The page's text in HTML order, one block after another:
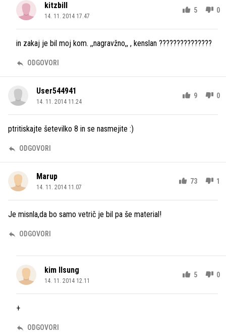
kitzbill
14. 11. 2014 17.47
5 0
in zakaj je bil moj kom. ,,nagravžno,, , kenslan ???????????????
ODGOVORI
User544941
14. 11. 2014 11.24
9 0
ptritiskajte šetevilko 8 in se nasmejite :)
ODGOVORI
Marup
14. 11. 2014 11.07
73 1
Je misnla,da bo samo vetrič je bil pa še material!
ODGOVORI
kim llsung
14. 11. 2014 12.11
5 0
+
ODGOVORI